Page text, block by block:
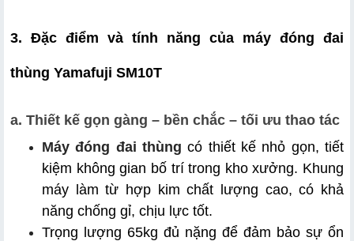
3. Đặc điểm và tính năng của máy đóng đai
thùng Yamafuji SM10T
a. Thiết kế gọn gàng – bền chắc – tối ưu thao tác
Máy đóng đai thùng có thiết kế nhỏ gọn, tiết
kiệm không gian bố trí trong kho xưởng. Khung
máy làm từ hợp kim chất lượng cao, có khả
năng chống gỉ, chịu lực tốt.
Trọng lượng 65kg đủ nặng để đảm bảo sự ổn